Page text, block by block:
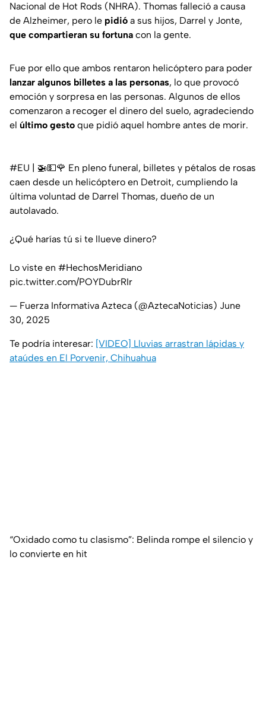
Nacional de Hot Rods (NHRA). Thomas falleció a causa
de Alzheimer, pero le pidió a sus hijos, Darrel y Jonte,
que compartieran su fortuna con la gente.
Fue por ello que ambos rentaron helicóptero para poder
lanzar algunos billetes a las personas, lo que provocó
emoción y sorpresa en las personas. Algunos de ellos
comenzaron a recoger el dinero del suelo, agradeciendo
el último gesto que pidió aquel hombre antes de morir.
#EU | 🚁💵🌹 En pleno funeral, billetes y pétalos de rosas
caen desde un helicóptero en Detroit, cumpliendo la
última voluntad de Darrel Thomas, dueño de un
autolavado.
¿Qué harías tú si te llueve dinero?
Lo viste en #HechosMeridiano
pic.twitter.com/POYDubrRIr
— Fuerza Informativa Azteca (@AztecaNoticias) June
30, 2025
Te podría interesar: [VIDEO] Lluvias arrastran lápidas y
ataúdes en El Porvenir, Chihuahua
“Oxidado como tu clasismo”: Belinda rompe el silencio y
lo convierte en hit